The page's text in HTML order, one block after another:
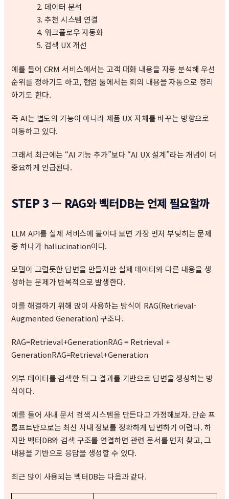
데이터 분석
추천 시스템 연결
워크플로우 자동화
검색 UX 개선
예를 들어 CRM 서비스에서는 고객 대화 내용을 자동 분석해 우선
순위를 정하기도 하고, 협업 툴에서는 회의 내용을 자동으로 정리
하기도 한다.
즉 AI는 별도의 기능이 아니라 제품 UX 자체를 바꾸는 방향으로
이동하고 있다.
그래서 최근에는 “AI 기능 추가”보다 “AI UX 설계”라는 개념이 더
중요하게 언급된다.
STEP 3 — RAG와 벡터DB는 언제 필요할까
LLM API를 실제 서비스에 붙이다 보면 가장 먼저 부딪히는 문제
중 하나가 hallucination이다.
모델이 그럴듯한 답변을 만들지만 실제 데이터와 다른 내용을 생
성하는 문제가 반복적으로 발생한다.
이를 해결하기 위해 많이 사용하는 방식이 RAG(Retrieval-
Augmented Generation) 구조다.
RAG=Retrieval+GenerationRAG = Retrieval +
GenerationRAG=Retrieval+Generation
외부 데이터를 검색한 뒤 그 결과를 기반으로 답변을 생성하는 방
식이다.
예를 들어 사내 문서 검색 시스템을 만든다고 가정해보자. 단순 프
롬프트만으로는 최신 사내 정보를 정확하게 답변하기 어렵다. 하
지만 벡터DB와 검색 구조를 연결하면 관련 문서를 먼저 찾고, 그
내용을 기반으로 응답을 생성할 수 있다.
최근 많이 사용되는 벡터DB는 다음과 같다.